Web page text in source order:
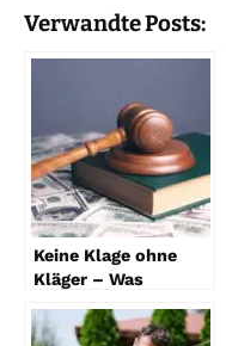
Verwandte Posts:
Keine Klage ohne
Kläger – Was
Aussage?